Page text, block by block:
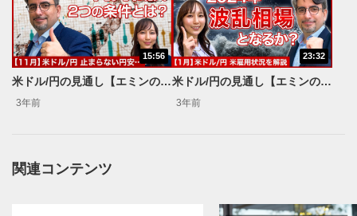
1
動画再生エリア
動画再生エリアをクリックすると、動画を再生または
動画タイトルが表示されます。クリックすると
15:56
米ドル/円の見通し【エミンの月間為替相場見通し11月号】
3年前
23:32
米ドル/円の見通し【エミンの月間為替相場見通し1月号】
3年前
関連コンテンツ